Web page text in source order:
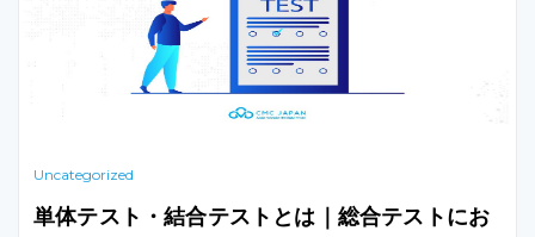
Uncategorized
単体テスト・結合テストとは｜総合テストにお